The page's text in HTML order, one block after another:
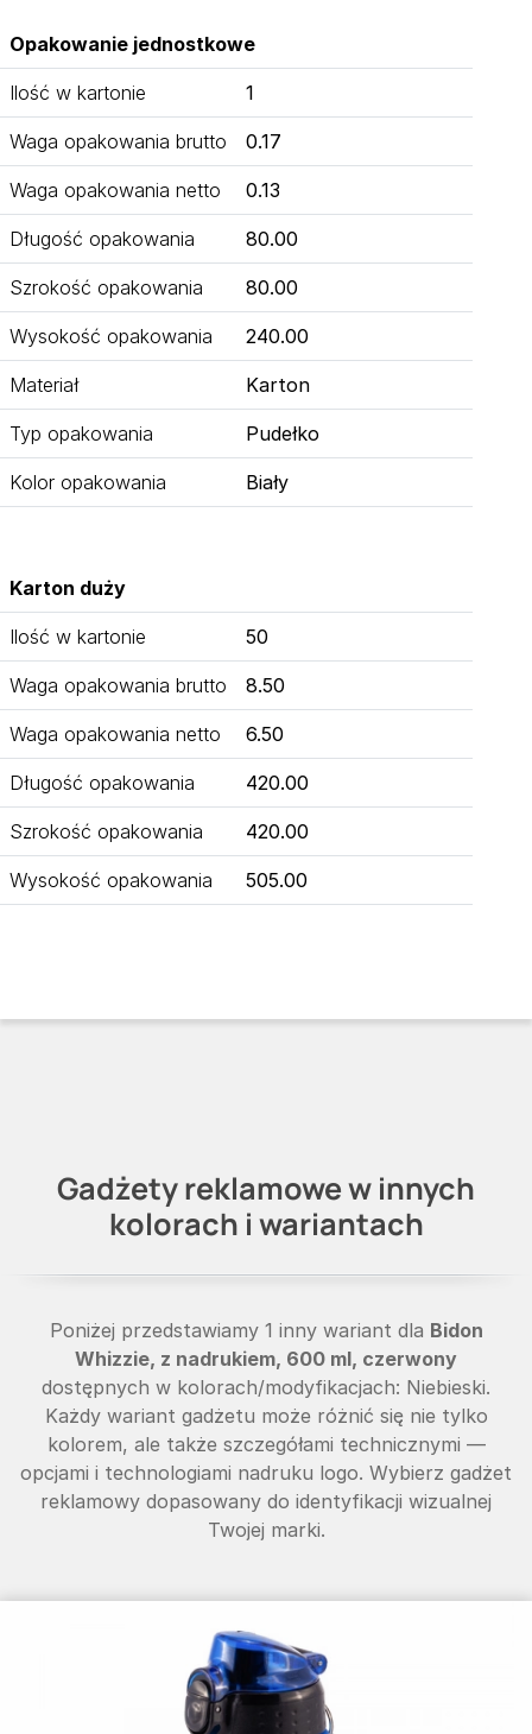
Opakowanie jednostkowe
Ilość w kartonie 1
Waga opakowania brutto 0.17
Waga opakowania netto 0.13
Długość opakowania 80.00
Szrokość opakowania 80.00
Wysokość opakowania 240.00
Materiał Karton
Typ opakowania Pudełko
Kolor opakowania Biały
Karton duży
Ilość w kartonie 50
Waga opakowania brutto 8.50
Waga opakowania netto 6.50
Długość opakowania 420.00
Szrokość opakowania 420.00
Wysokość opakowania 505.00
Gadżety reklamowe w innych
kolorach i wariantach
Poniżej przedstawiamy 1 inny wariant dla Bidon
Whizzie, z nadrukiem, 600 ml, czerwony
dostępnych w kolorach/modyfikacjach: Niebieski.
Każdy wariant gadżetu może różnić się nie tylko
kolorem, ale także szczegółami technicznymi —
opcjami i technologiami nadruku logo. Wybierz gadżet
reklamowy dopasowany do identyfikacji wizualnej
Twojej marki.